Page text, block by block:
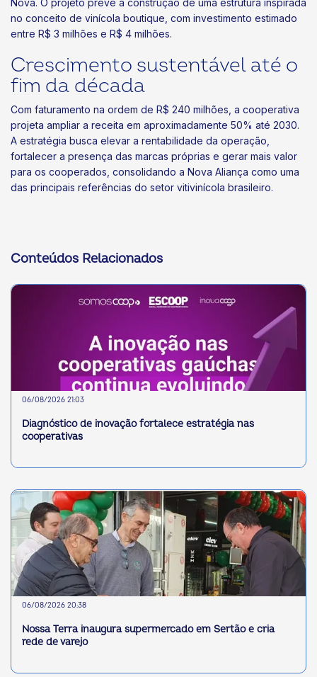
no conceito de vinícola boutique, com investimento estimado
entre R$ 3 milhões e R$ 4 milhões.
Crescimento sustentável até o
fim da década
Com faturamento na ordem de R$ 240 milhões, a cooperativa
projeta ampliar a receita em aproximadamente 50% até 2030.
A estratégia busca elevar a rentabilidade da operação,
fortalecer a presença das marcas próprias e gerar mais valor
para os cooperados, consolidando a Nova Aliança como uma
das principais referências do setor vitivinícola brasileiro.
Conteúdos Relacionados
06/08/2026 21:03
Diagnóstico de inovação fortalece estratégia nas
cooperativas
06/08/2026 20:38
Nossa Terra inaugura supermercado em Sertão e cria
rede de varejo